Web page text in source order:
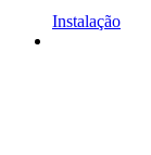
Instalação